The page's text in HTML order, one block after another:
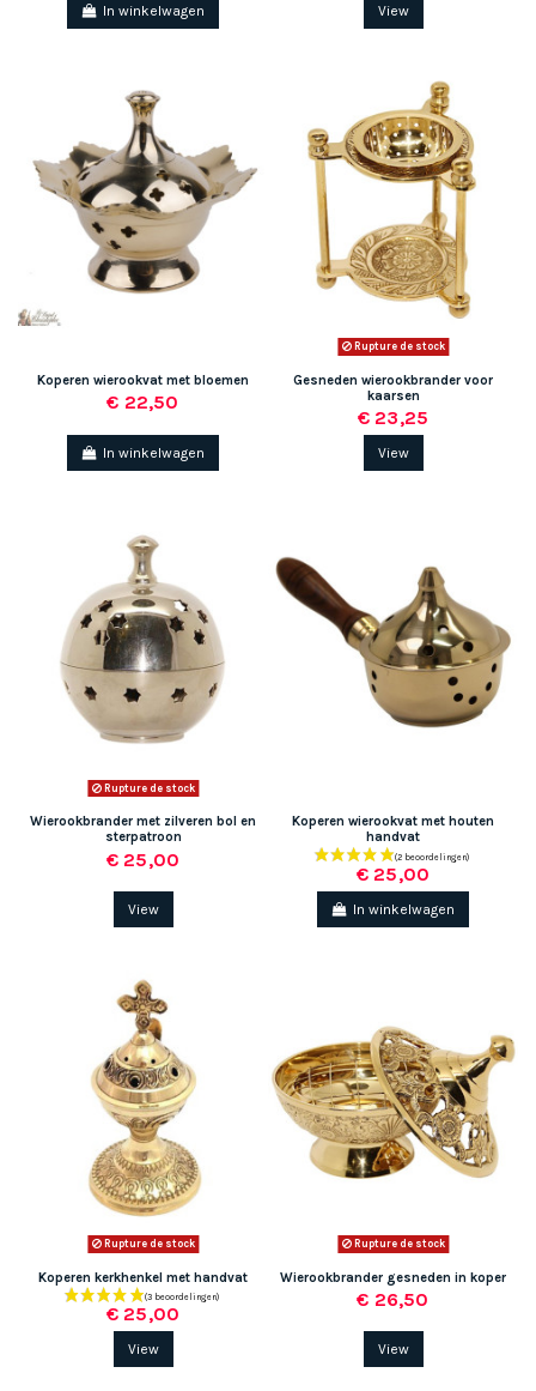
In winkelwagen View
Koperen wierookvat met bloemen
€ 22,50
In winkelwagen
Rupture de stock
Gesneden wierookbrander voor
kaarsen
€ 23,25
View
Rupture de stock
Wierookbrander met zilveren bol en
sterpatroon
€ 25,00
View
Koperen wierookvat met houten
handvat
€ 25,00
In winkelwagen
Rupture de stock
Koperen kerkhenkel met handvat
€ 25,00
View
Rupture de stock
Wierookbrander gesneden in koper
€ 26,50
View